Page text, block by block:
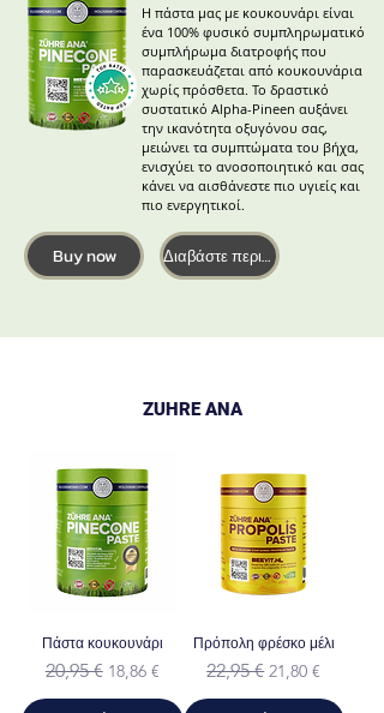
Η πάστα μας με κουκουνάρι είναι
ένα 100% φυσικό συμπληρωματικό
συμπλήρωμα διατροφής που
παρασκευάζεται από κουκουνάρια
χωρίς πρόσθετα. Το δραστικό
συστατικό Alpha-Pineen αυξάνει
την ικανότητα οξυγόνου σας,
μειώνει τα συμπτώματα του βήχα,
ενισχύει το ανοσοποιητικό και σας
κάνει να αισθάνεστε πιο υγιείς και
πιο ενεργητικοί.
Buy now Διαβάστε περισσότερα
ZUHRE ANA
Πάστα κουκουνάρι
Κανονική τιμή
20,95 € Τιμή Έκπτωσης
18,86 €
Πρόπολη φρέσκο μέλι
Κανονική τιμή
22,95 € Τιμή Έκπτωσης
21,80 €